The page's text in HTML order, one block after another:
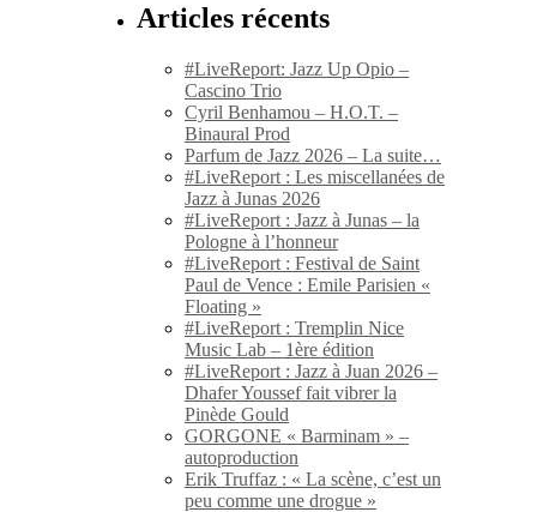
Articles récents
#LiveReport: Jazz Up Opio –
Cascino Trio
Cyril Benhamou – H.O.T. –
Binaural Prod
Parfum de Jazz 2026 – La suite…
#LiveReport : Les miscellanées de
Jazz à Junas 2026
#LiveReport : Jazz à Junas – la
Pologne à l’honneur
#LiveReport : Festival de Saint
Paul de Vence : Emile Parisien «
Floating »
#LiveReport : Tremplin Nice
Music Lab – 1ère édition
#LiveReport : Jazz à Juan 2026 –
Dhafer Youssef fait vibrer la
Pinède Gould
GORGONE « Barminam » –
autoproduction
Erik Truffaz : « La scène, c’est un
peu comme une drogue »